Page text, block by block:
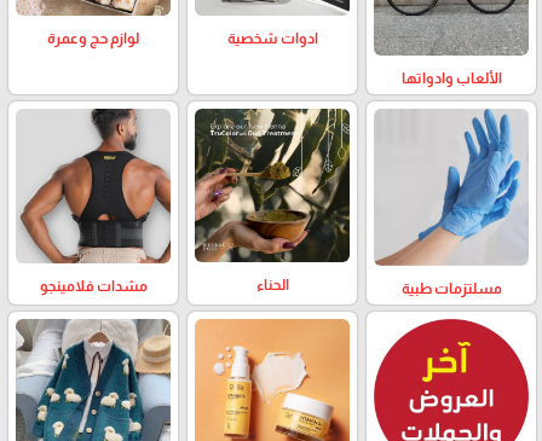
الألعاب وادواتها
ادوات شخصية لوازم حج وعمرة
مسلتزمات طبية الحناء مشدات فلامينجو